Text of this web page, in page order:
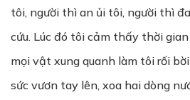
tôi, người thì an ủi tôi, người thì
cứu. Lúc đó tôi cảm thấy thời
mọi vật xung quanh làm tôi rối
sức vươn tay lên, xoa hai dòng